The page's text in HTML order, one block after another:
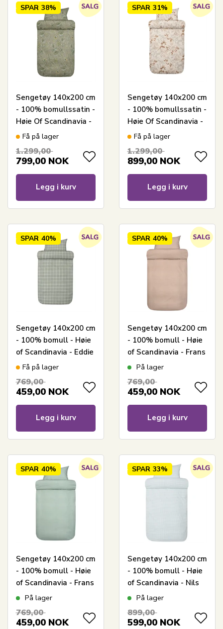
SPAR 38%
Sengetøy 140x200 cm
- 100% bomullssatin -
Høie Of Scandinavia -
Mille Mørk Grønn
Få på lager
1.299,00
799,00 NOK
Legg i kurv
SPAR 31%
Sengetøy 140x200 cm
- 100% bomullssatin -
Høie Of Scandinavia -
Nadja Elfenbein
Få på lager
1.299,00
899,00 NOK
Legg i kurv
SPAR 40%
Sengetøy 140x200 cm
- 100% bomull - Høie
of Scandinavia - Eddie
Dempet Grønn
Få på lager
769,00
459,00 NOK
Legg i kurv
SPAR 40%
Sengetøy 140x200 cm
- 100% bomull - Høie
of Scandinavia - Frans
Cinnamon
På lager
769,00
459,00 NOK
Legg i kurv
SPAR 40%
Sengetøy 140x200 cm
- 100% bomull - Høie
of Scandinavia - Frans
Dusty Green
På lager
769,00
459,00 NOK
SPAR 33%
Sengetøy 140x200 cm
- 100% bomull - Høie
of Scandinavia - Nils
AquaPå lager
899,00
599,00 NOK